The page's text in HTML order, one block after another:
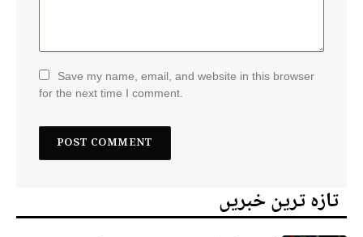
Save my name, email, and website in this browser
for the next time I comment.
تازہ ترین خبریں